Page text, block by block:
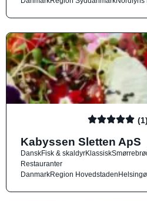
(1)
Kabyssen Sletten ApS
DanskFisk & skaldyrKlassisk
Restauranter
DanmarkRegion Hovedstaden